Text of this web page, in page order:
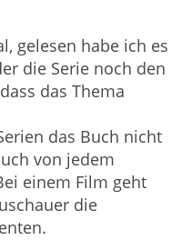
gelesen habe ich es
die Serie noch den
das Thema
das Buch nicht
von jedem
einem Film geht
die